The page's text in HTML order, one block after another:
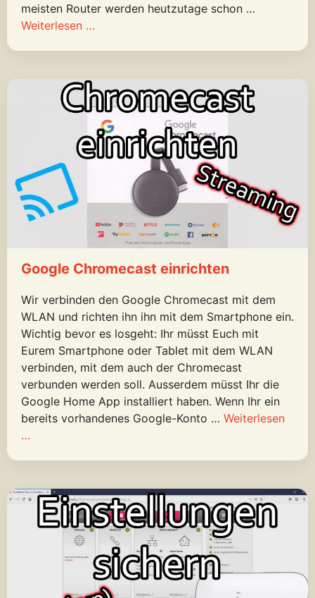
meisten Router werden heutzutage schon …
Weiterlesen …
Google Chromecast einrichten
Wir verbinden den Google Chromecast mit dem
WLAN und richten ihn ihn mit dem Smartphone ein.
Wichtig bevor es losgeht: Ihr müsst Euch mit
Eurem Smartphone oder Tablet mit dem WLAN
verbinden, mit dem auch der Chromecast
verbunden werden soll. Ausserdem müsst Ihr die
Google Home App installiert haben. Wenn Ihr ein
bereits vorhandenes Google-Konto … Weiterlesen
…